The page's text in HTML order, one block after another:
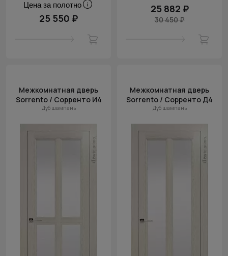
Цена за полотно
25 550 ₽
25 882 ₽
30 450 ₽
Межкомнатная дверь
Sorrento / Сорренто И4
Дуб шампань
Межкомнатная дверь
Sorrento / Сорренто Д4
Дуб шампань